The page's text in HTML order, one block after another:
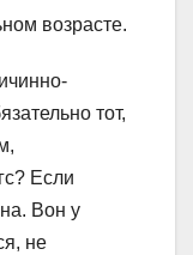
возрасте.
тот,
Если
Вон у
не